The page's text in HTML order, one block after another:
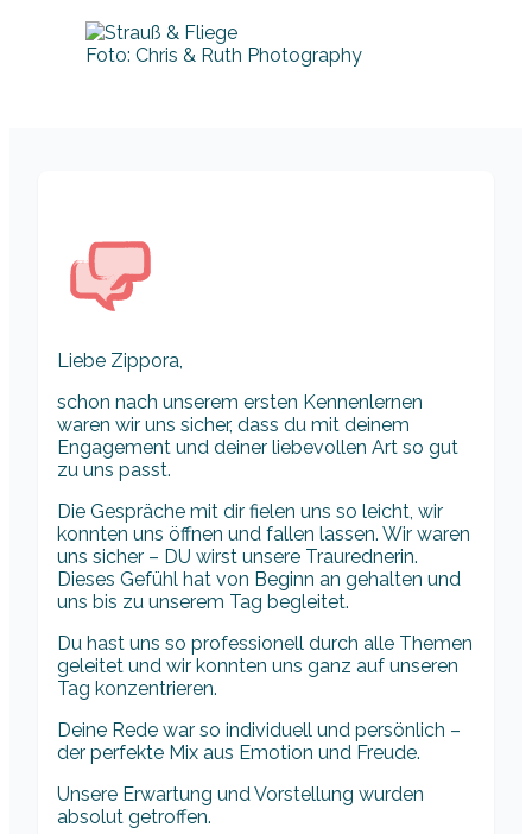
Foto: Chris & Ruth Photography
Liebe Zippora,
schon nach unserem ersten Kennenlernen
waren wir uns sicher, dass du mit deinem
Engagement und deiner liebevollen Art so gut
zu uns passt.
Die Gespräche mit dir fielen uns so leicht, wir
konnten uns öffnen und fallen lassen. Wir waren
uns sicher – DU wirst unsere Traurednerin.
Dieses Gefühl hat von Beginn an gehalten und
uns bis zu unserem Tag begleitet.
Du hast uns so professionell durch alle Themen
geleitet und wir konnten uns ganz auf unseren
Tag konzentrieren.
Deine Rede war so individuell und persönlich –
der perfekte Mix aus Emotion und Freude.
Unsere Erwartung und Vorstellung wurden
absolut getroffen.